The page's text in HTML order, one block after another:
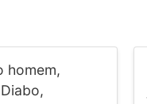
homem,